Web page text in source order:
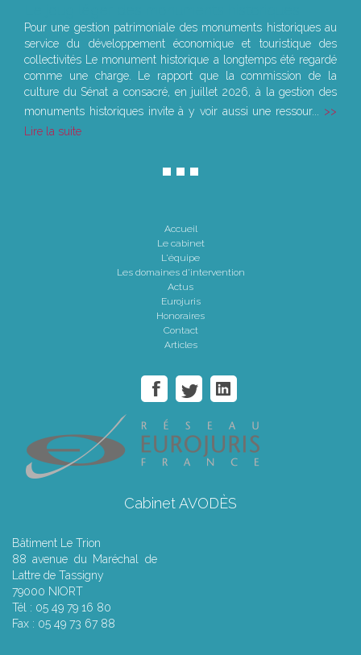
Pour une gestion patrimoniale des monuments historiques au
service du développement économique et touristique des
collectivités Le monument historique a longtemps été regardé
comme une charge. Le rapport que la commission de la
culture du Sénat a consacré, en juillet 2026, à la gestion des
monuments historiques invite à y voir aussi une ressour...
Lire la suite
Accueil
Le cabinet
L'équipe
Les domaines d'intervention
Actus
Eurojuris
Honoraires
Contact
Articles
Cabinet AVODÈS
Bâtiment Le Trion
88 avenue du Maréchal de
Lattre de Tassigny
79000 NIORT
Tél : 05 49 79 16 80
Fax : 05 49 73 67 88